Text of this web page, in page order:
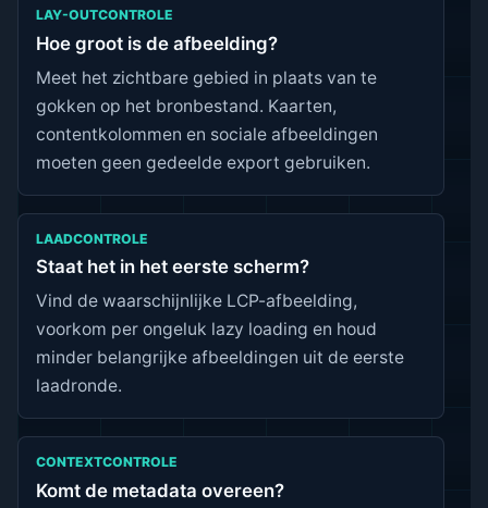
LAY-OUTCONTROLE
Hoe groot is de afbeelding?
Meet het zichtbare gebied in plaats van te
gokken op het bronbestand. Kaarten,
contentkolommen en sociale afbeeldingen
moeten geen gedeelde export gebruiken.
LAADCONTROLE
Staat het in het eerste scherm?
Vind de waarschijnlijke LCP-afbeelding,
voorkom per ongeluk lazy loading en houd
minder belangrijke afbeeldingen uit de eerste
laadronde.
CONTEXTCONTROLE
Komt de metadata overeen?